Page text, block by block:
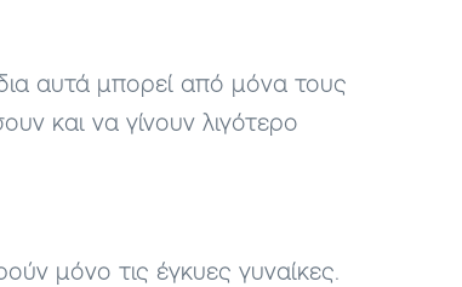
αυτά μπορεί από μόνα τους
και να γίνουν λιγότερο
μόνο τις έγκυες γυναίκες.